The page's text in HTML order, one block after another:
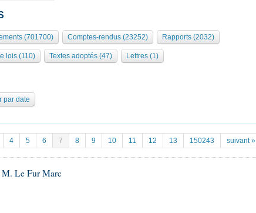
(701700) Comptes-rendus (23252) Rapports (2032)
lois (110) Textes adoptés (47) Lettres (1)
par date
4 5 6 7 8 9 10 11 12 13 150243 suivant »
M. Le Fur Marc